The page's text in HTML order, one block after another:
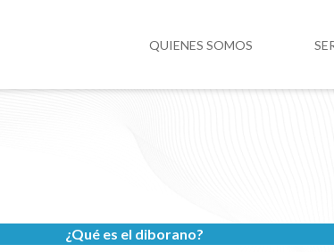
QUIENES SOMOS
¿Qué es el diborano?